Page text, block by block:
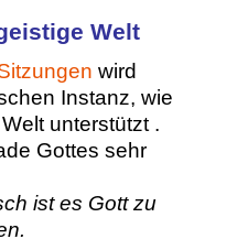
Welt
wird
Instanz, wie
unterstützt .
Gottes sehr
ist es Gott zu